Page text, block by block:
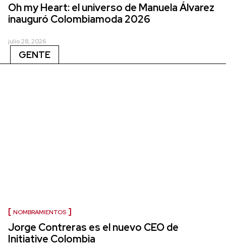
Oh my Heart: el universo de Manuela Álvarez
inauguró Colombiamoda 2026
julio 28, 2026
GENTE
NOMBRAMIENTOS
Jorge Contreras es el nuevo CEO de
Initiative Colombia